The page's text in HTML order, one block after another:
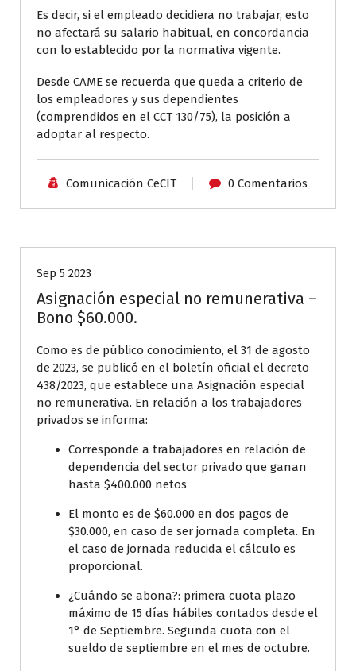
Es decir, si el empleado decidiera no trabajar, esto
no afectará su salario habitual, en concordancia
con lo establecido por la normativa vigente.
Desde CAME se recuerda que queda a criterio de
los empleadores y sus dependientes
(comprendidos en el CCT 130/75), la posición a
adoptar al respecto.
Comunicación CeCIT 0 Comentarios
Sep 5 2023
Asignación especial no remunerativa –
Bono $60.000.
Como es de público conocimiento, el 31 de agosto
de 2023, se publicó en el boletín oficial el decreto
438/2023, que establece una Asignación especial
no remunerativa. En relación a los trabajadores
privados se informa:
Corresponde a trabajadores en relación de
dependencia del sector privado que ganan
hasta $400.000 netos
El monto es de $60.000 en dos pagos de
$30.000, en caso de ser jornada completa. En
el caso de jornada reducida el cálculo es
proporcional.
¿Cuándo se abona?: primera cuota plazo
máximo de 15 días hábiles contados desde el
1° de Septiembre. Segunda cuota con el
sueldo de septiembre en el mes de octubre.